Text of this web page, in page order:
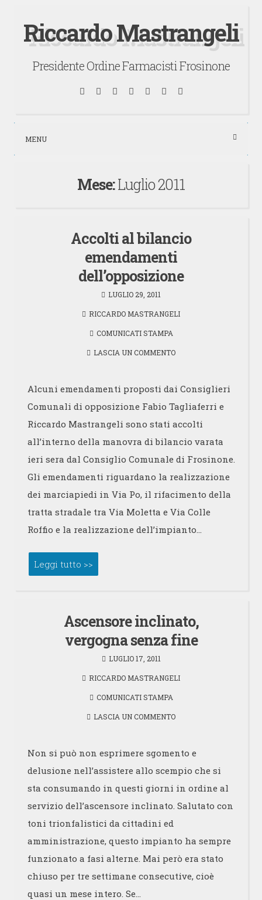
contenuto
Riccardo Mastrangeli
Presidente Ordine Farmacisti Frosinone
Facebook
TwitterLinkedInInstagram
EmailRSSCerca
MENU
Mese:Luglio 2011
Accolti al bilancio
emendamenti
dell’opposizione
LUGLIO 29, 2011
RICCARDO MASTRANGELI
COMUNICATI STAMPA
LASCIA UN COMMENTO
Alcuni emendamenti proposti dai Consiglieri
Comunali di opposizione Fabio Tagliaferri e
Riccardo Mastrangeli sono stati accolti
all’interno della manovra di bilancio varata
ieri sera dal Consiglio Comunale di Frosinone.
Gli emendamenti riguardano la realizzazione
dei marciapiedi in Via Po, il rifacimento della
tratta stradale tra Via Moletta e Via Colle
Roffio e la realizzazione dell’impianto…
Leggi tutto >>
Ascensore inclinato,
vergogna senza fine
LUGLIO 17, 2011
RICCARDO MASTRANGELI
COMUNICATI STAMPA
LASCIA UN COMMENTO
Non si può non esprimere sgomento e
delusione nell’assistere allo scempio che si
sta consumando in questi giorni in ordine al
servizio dell’ascensore inclinato. Salutato con
toni trionfalistici da cittadini ed
amministrazione, questo impianto ha sempre
funzionato a fasi alterne. Mai però era stato
chiuso per tre settimane consecutive, cioè
quasi un mese intero. Se…